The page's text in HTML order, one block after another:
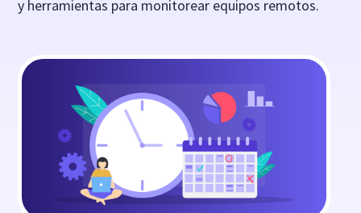
y herramientas para monitorear equipos remotos.